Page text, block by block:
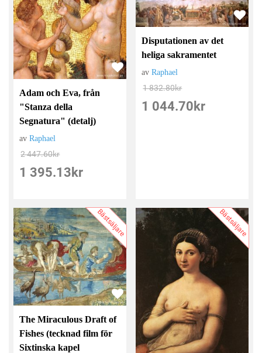
Adam och Eva, från
"Stanza della
Segnatura" (detalj)
avRaphael
2 447.60kr
1 395.13 kr
Disputationen av det
heliga sakramentet
avRaphael
1 832.80kr
1 044.70 kr
Bästsäljare
The Miraculous Draft of
Fishes (tecknad film för
Sixtinska kapel
Bästsäljare